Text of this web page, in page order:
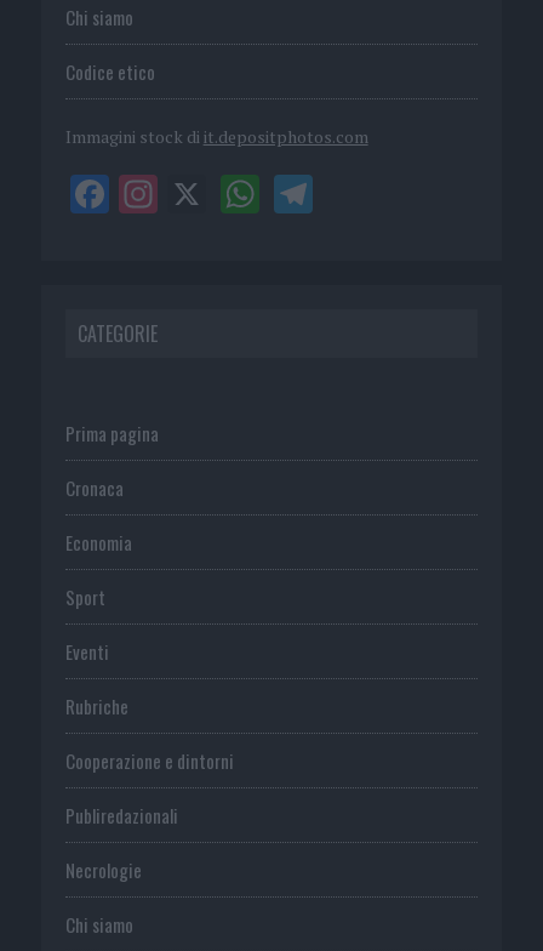
Chi siamo
Codice etico
Immagini stock di it.depositphotos.com
CATEGORIE
Prima pagina
Cronaca
Economia
Sport
Eventi
Rubriche
Cooperazione e dintorni
Publiredazionali
Necrologie
Chi siamo